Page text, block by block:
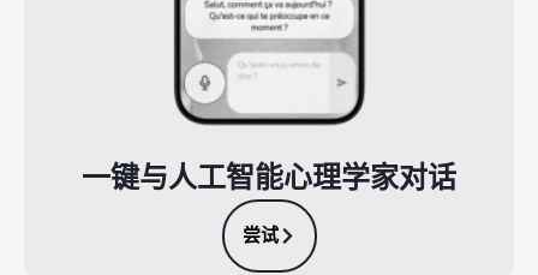
一键与人工智能心理学家对话
尝试